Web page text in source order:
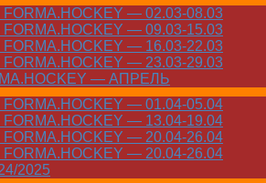
FORMA.HOCKEY — 02.03-08.03
FORMA.HOCKEY — 09.03-15.03
FORMA.HOCKEY — 16.03-22.03
FORMA.HOCKEY — 23.03-29.03
— АПРЕЛЬ
FORMA.HOCKEY — 01.04-05.04
FORMA.HOCKEY — 13.04-19.04
FORMA.HOCKEY — 20.04-26.04
FORMA.HOCKEY — 20.04-26.04
2025